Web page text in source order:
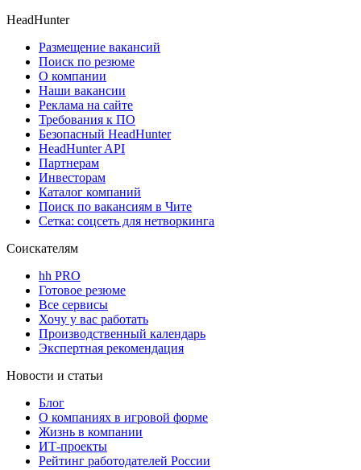
HeadHunter
Размещение вакансий
Поиск по резюме
О компании
Наши вакансии
Реклама на сайте
Требования к ПО
Безопасный HeadHunter
HeadHunter API
Партнерам
Инвесторам
Каталог компаний
Поиск по вакансиям в Чите
Сетка: соцсеть для нетворкинга
Соискателям
hh PRO
Готовое резюме
Все сервисы
Хочу у вас работать
Производственный календарь
Экспертная рекомендация
Новости и статьи
Блог
О компаниях в игровой форме
Жизнь в компании
ИТ-проекты
Рейтинг работодателей России